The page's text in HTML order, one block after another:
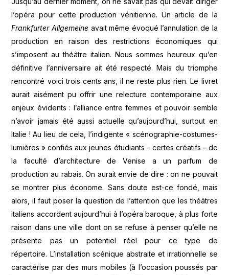
l’opéra pour cette production vénitienne. Un article de la
Frankfurter Allgemeine avait même évoqué l’annulation de la
production en raison des restrictions économiques qui
s’imposent au théâtre italien. Nous sommes heureux qu’en
définitive l’anniversaire ait été respecté. Mais du triomphe
rencontré voici trois cents ans, il ne reste plus rien. Le livret
aurait aisément pu offrir une relecture contemporaine aux
enjeux évidents : l’alliance entre femmes et pouvoir semble
n’avoir jamais été aussi actuelle qu’aujourd’hui, surtout en
Italie ! Au lieu de cela, l’indigente « scénographie-costumes-
lumières » confiés aux jeunes étudiants – certes créatifs – de
la faculté d’architecture de Venise a un parfum de
production au rabais. On aurait envie de dire : on ne pouvait
se montrer plus économe. Sans doute est-ce fondé, mais
alors, il faut poser la question de l’attention que les théâtres
italiens accordent aujourd’hui à l’opéra baroque, à plus forte
raison dans une ville dont on se refuse à penser qu’elle ne
présente pas un potentiel réel pour ce type de
répertoire. L’installation scénique abstraite et irrationnelle se
caractérise par des murs mobiles (à l’occasion poussés par